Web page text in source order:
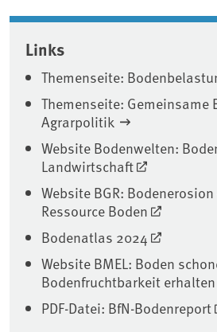
Associated content
Links
Themenseite:
Themenseite: Gemeinsame
Agrarpolitik
Website Bodenwelten:
Landwirtschaft
Website BGR:
Ressource Boden
Bodenatlas 2024
Website BMEL: Boden
Bodenfruchtbarkeit erhalten
PDF-Datei: BfN-Bodenreport